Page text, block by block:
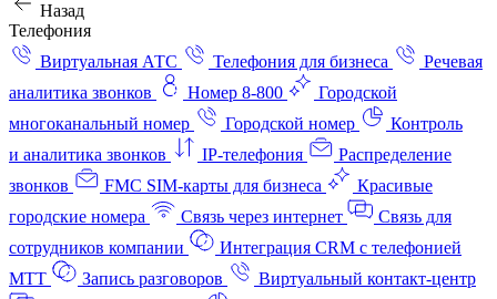
Назад
Телефония
Виртуальная АТС
Телефония для бизнеса
Речевая
аналитика звонков
Номер 8-800
Городской
многоканальный номер
Городской номер
Контроль
и аналитика звонков
IP-телефония
Распределение
звонков
FMC SIM-карты для бизнеса
Красивые
городские номера
Связь через интернет
Связь для
сотрудников компании
Интеграция CRM с телефонией
МТТ
Запись разговоров
Виртуальный контакт‑центр